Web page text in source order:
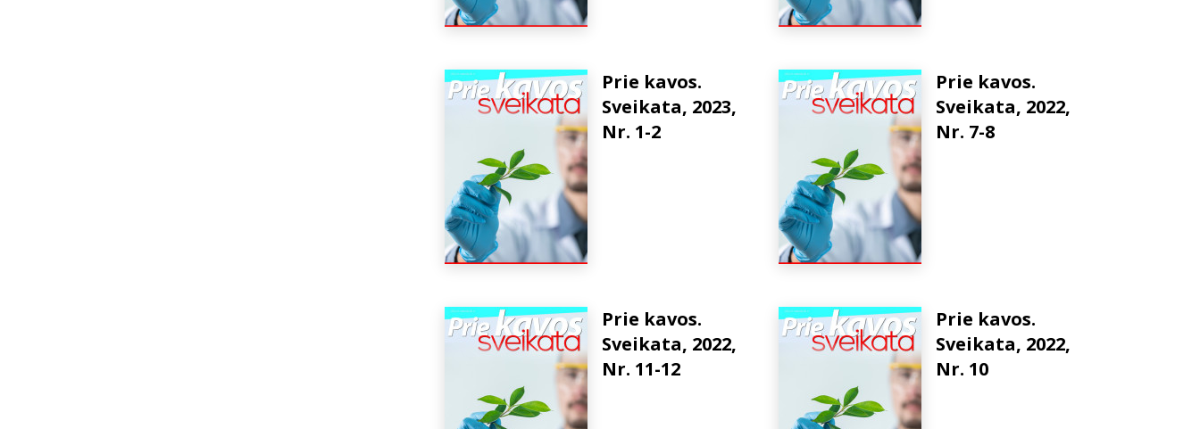
Prie kavos.
Sveikata, 2023,
Nr. 1-2
Prie kavos.
Sveikata, 2022,
Nr. 7-8
Prie kavos.
Sveikata, 2022,
Nr. 11-12
Prie kavos.
Sveikata, 2022,
Nr. 10